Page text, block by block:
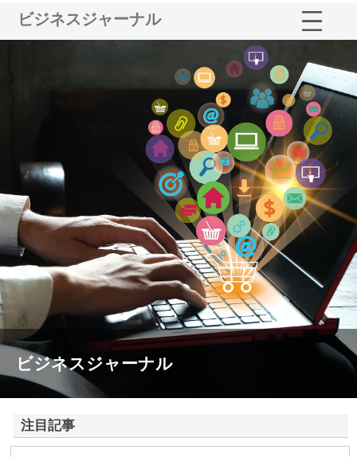
ビジネスジャーナル
ビジネスジャーナル
注目記事